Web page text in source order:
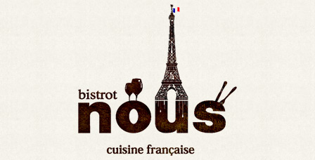
◆東京・秋葉原◆ビストロヌ
ー“bistrot nous”よりお知らせ
東京・秋葉原のビストロヌー“bistrot
nous”の最新情報をお知らせします。フ
レンチが美味しい当店の新メニューや
おすすめワインの入荷情報、メディア
情報などさまざまなお知らせをします
ので、ぜひご覧ください。